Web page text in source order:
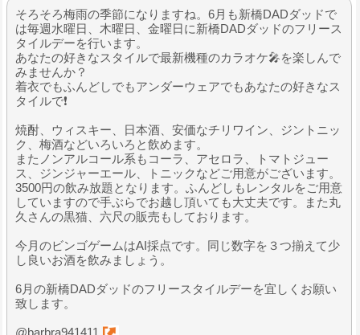
そろそろ梅雨の季節になりますね。6月も新橋DADダッドで
は毎週水曜日、木曜日、金曜日に新橋DADダッドのフリース
タイルデーを行います。
あなたの好きなスタイルで最新機種のカラオケ🎤を楽しんで
みませんか？
着衣でもふんどしでもアンダーウェアでもあなたの好きなス
タイルで❗️
焼酎、ウィスキー、日本酒、安価なチリワイン、ジントニッ
ク、梅酒などいろいろと飲めます。
またノンアルコール系もコーラ、アセロラ、トマトジュー
ス、ジンジャーエール、トニックなどご用意がございます。
3500円の飲み放題となります。ふんどしもレンタルをご用意
していますので手ぶらでお越し頂いても大丈夫です。また丸
久さんの黒猫、六尺の販売もしております。
今月のビンゴゲームはAI採点です。同じ数字を３つ揃えて少
し良いお酒を飲みましょう。
6月の新橋DADダッドのフリースタイルデーを宜しくお願い
致します。